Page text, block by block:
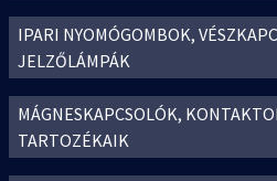
IPARI NYOMÓGOMBOK,
JELZŐLÁMPÁK
MÁGNESKAPCSOLÓK,
TARTOZÉKAIK